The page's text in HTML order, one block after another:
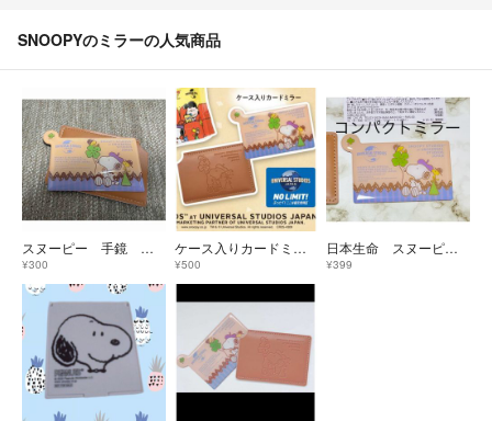
SNOOPYのミラーの人気商品
スヌーピー 手鏡 ミラー
¥300
ケース入りカードミラー SNOOPY
¥500
日本生命 スヌーピー コンパクトミラー
¥399